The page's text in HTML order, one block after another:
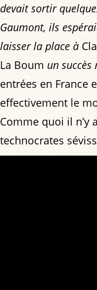
devait sortir
Gaumont, ils
laisser la place à
La Boum un succès
entrées en France
effectivement le
Comme quoi il n’y
technocrates